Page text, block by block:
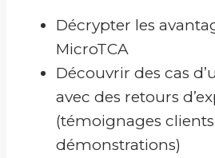
Décrypter les
MicroTCA
Découvrir des cas
avec des retours
(témoignages
démonstrations)